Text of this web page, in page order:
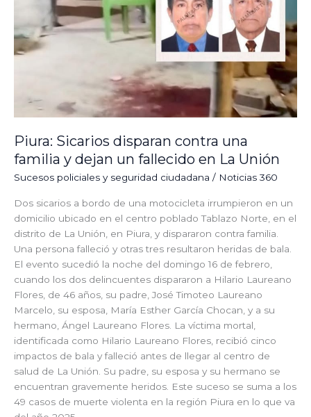
Piura: Sicarios disparan contra una
familia y dejan un fallecido en La Unión
⁠⁠Sucesos policiales y seguridad ciudadana / Noticias 360
Dos sicarios a bordo de una motocicleta irrumpieron en un
domicilio ubicado en el centro poblado Tablazo Norte, en el
distrito de La Unión, en Piura, y dispararon contra familia.
Una persona falleció y otras tres resultaron heridas de bala.
El evento sucedió la noche del domingo 16 de febrero,
cuando los dos delincuentes dispararon a Hilario Laureano
Flores, de 46 años, su padre, José Timoteo Laureano
Marcelo, su esposa, María Esther García Chocan, y a su
hermano, Ángel Laureano Flores. La víctima mortal,
identificada como Hilario Laureano Flores, recibió cinco
impactos de bala y falleció antes de llegar al centro de
salud de La Unión. Su padre, su esposa y su hermano se
encuentran gravemente heridos. Este suceso se suma a los
49 casos de muerte violenta en la región Piura en lo que va
fallecido
en
La